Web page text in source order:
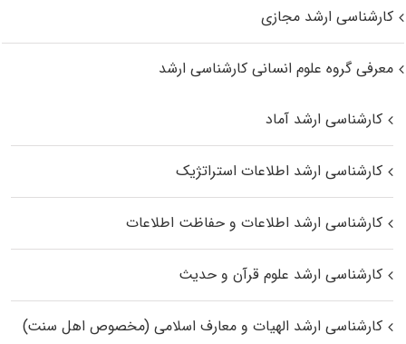
کارشناسی ارشد مجازی
معرفی گروه علوم انسانی کارشناسی ارشد
کارشناسی ارشد آماد
کارشناسی ارشد اطلاعات استراتژیک
کارشناسی ارشد اطلاعات و حفاظت اطلاعات
کارشناسی ارشد علوم قرآن و حدیث
کارشناسی ارشد الهیات و معارف اسلامی (مخصوص اهل سنت)